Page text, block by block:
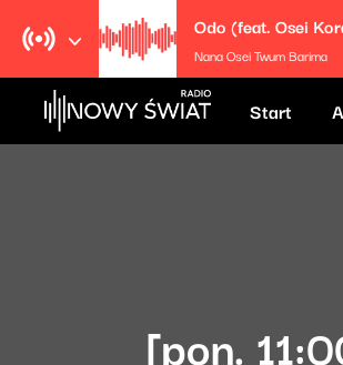
Odo (feat. Osei
Nana Osei Twum Barima
Start
[pon.